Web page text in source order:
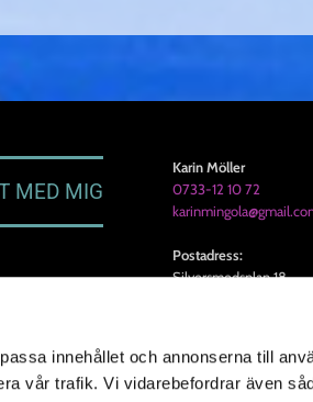
innehållet och annonserna till
vår trafik. Vi vidarebefordrar även
MED MIG
Karin Möller
0733-12 10 72
Postadress:
Silversmedsplan 18